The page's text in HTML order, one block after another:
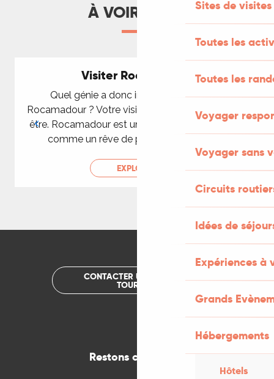
Sites de visites
Toutes les
Toutes les
Voyager
Voyager sans
Circuits
Idées de
Expériences à
Grands
Hébergements
Hôtels
À VOIR AUSSI
Visiter Rocamadour
Quel génie a donc imaginé et construit
Rocamadour ? Votre visite vous le révèlera peut-
être. Rocamadour est une magie verticale. Bâtie
comme un rêve de pierres, en équilibre...
EXPLORER
CONTACTER UN OFFICE DE
TOURISME
Restons connectés